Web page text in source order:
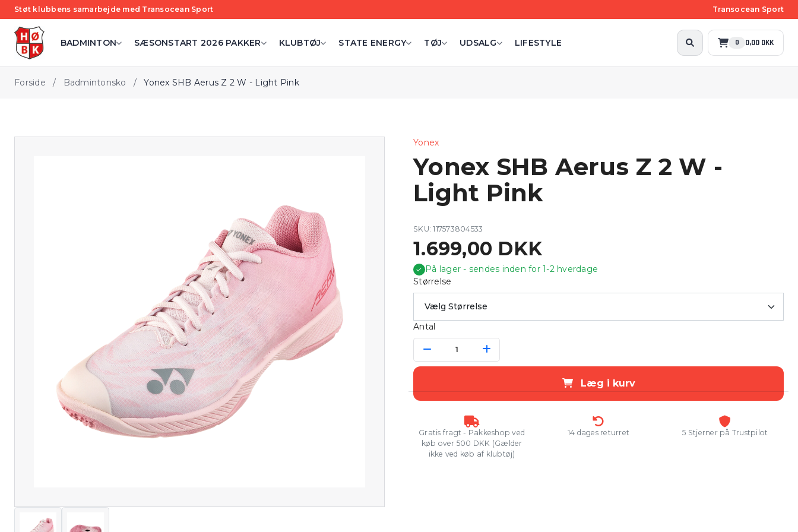
Støt klubbens samarbejde med Transocean Sport Transocean Sport
BADMINTON SÆSONSTART 2026 PAKKER KLUBTØJ STATE ENERGY TØJ UDSALG LIFESTYLE 0 0,00 DKK
Forside / Badmintonsko / Yonex SHB Aerus Z 2 W - Light Pink
Yonex
Yonex SHB Aerus Z 2 W -
Light Pink
SKU: 117573804533
1.699,00 DKK
✓ På lager - sendes inden for 1-2 hverdage
Størrelse
Antal
Læg i kurv
Gratis fragt - Pakkeshop ved
køb over 500 DKK (Gælder
ikke ved køb af klubtøj)
14 dages returret 5 Stjerner på Trustpilot